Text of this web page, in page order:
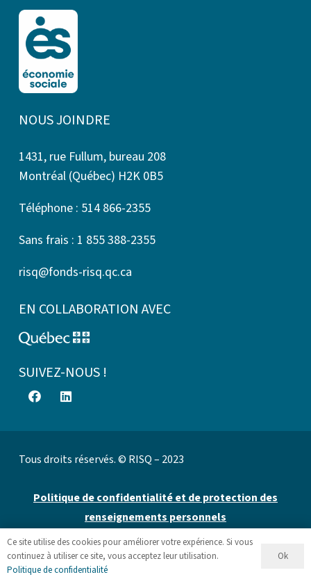
NOUS JOINDRE
1431, rue Fullum, bureau 208
Montréal (Québec) H2K 0B5
Téléphone : 514 866-2355
Sans frais : 1 855 388-2355
risq@fonds-risq.qc.ca
EN COLLABORATION AVEC
SUIVEZ-NOUS !
Tous droits réservés. © RISQ – 2023
Politique de confidentialité et de protection des
renseignements personnels
Site web par 👉 Cinetic
Ce site utilise des cookies pour améliorer votre expérience. Si vous
continuez à utiliser ce site, vous acceptez leur utilisation.
Politique de confidentialité
Ok